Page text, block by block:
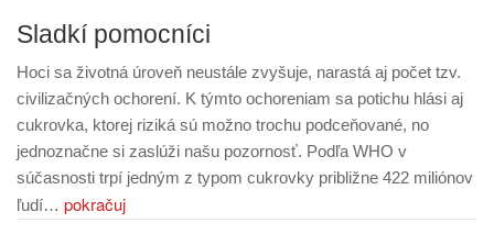
Sladkí pomocníci
Hoci sa životná úroveň neustále zvyšuje, narastá aj počet tzv.
civilizačných ochorení. K týmto ochoreniam sa potichu hlási aj
cukrovka, ktorej riziká sú možno trochu podceňované, no
jednoznačne si zaslúži našu pozornosť. Podľa WHO v
súčasnosti trpí jedným z typom cukrovky približne 422 miliónov
ľudí… pokračuj